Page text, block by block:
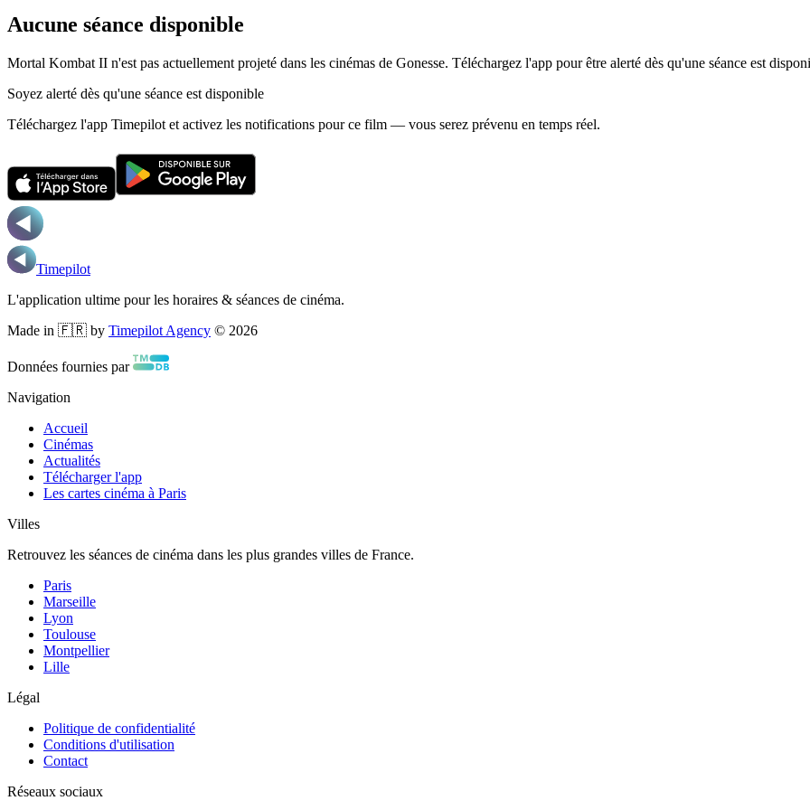
Aucune séance disponible
Mortal Kombat II n'est pas actuellement projeté dans les cinémas de Gonesse. Téléchargez l'app pour être alerté dès qu'une séance est
Soyez alerté dès qu'une séance est disponible
Téléchargez l'app Timepilot et activez les notifications pour ce film — vous serez prévenu en temps réel.
Timepilot
L'application ultime pour les horaires & séances de cinéma.
Made in 🇫🇷 by Timepilot Agency © 2026
Données fournies par
Navigation
Accueil
Cinémas
Actualités
Télécharger l'app
Les cartes cinéma à Paris
Villes
Retrouvez les séances de cinéma dans les plus grandes villes de France.
Paris
Marseille
Lyon
Toulouse
Montpellier
Lille
Légal
Politique de confidentialité
Conditions d'utilisation
Contact
Réseaux sociaux